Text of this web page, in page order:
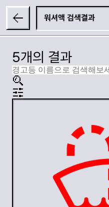
워셔액
5개의 결과